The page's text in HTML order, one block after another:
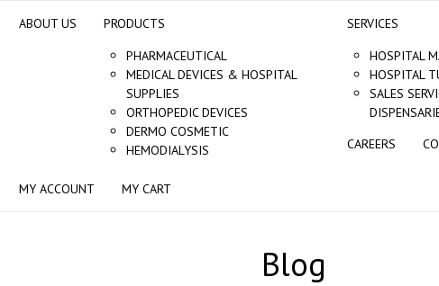
ABOUT US
PRODUCTS
PHARMACEUTICAL
MEDICAL DEVICES & HOSPITAL
SUPPLIES
ORTHOPEDIC DEVICES
DERMO COSMETIC
HEMODIALYSIS
SERVICES
HOSPITAL
HOSPITAL
SALES
CAREERS
MY ACCOUNT MY CART
Blog